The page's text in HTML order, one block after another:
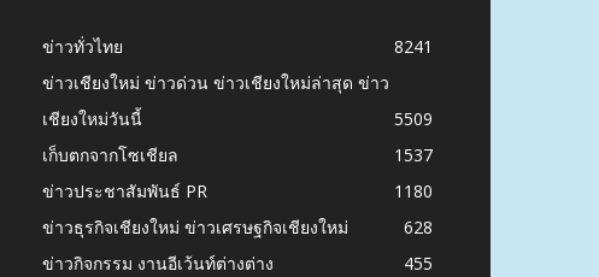
ข่าวทั่วไทย
8241
ข่าวเชียงใหม่ ข่าวด่วน ข่าวเชียงใหม่ล่าสุด ข่าว
เชียงใหม่วันนี้
5509
เก็บตกจากโซเชียล
1537
ข่าวประชาสัมพันธ์ PR
1180
ข่าวธุรกิจเชียงใหม่ ข่าวเศรษฐกิจเชียงใหม่
628
ข่าวกิจกรรม งานอีเว้นท์ต่างต่าง
455